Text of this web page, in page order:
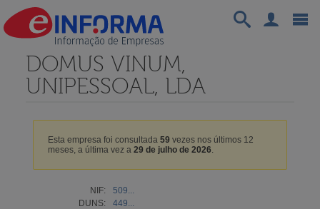
DOMUS VINUM,
UNIPESSOAL, LDA
Esta empresa foi consultada 59 vezes nos últimos 12
meses, a última vez a 29 de julho de 2026.
NIF:
509...
DUNS:
449...